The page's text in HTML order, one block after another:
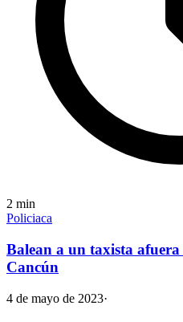
2 min
Policiaca
Balean a un taxista
Cancún
4 de mayo de 2023·